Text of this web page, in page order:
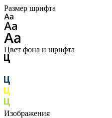
Размер шрифта
Цвет фона и шрифта
Изображения